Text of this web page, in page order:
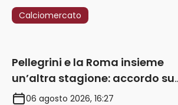
Calciomercato
Pellegrini e la Roma insieme
un’altra stagione: accordo sul
rinnovo annuale
06 agosto 2026, 16:27